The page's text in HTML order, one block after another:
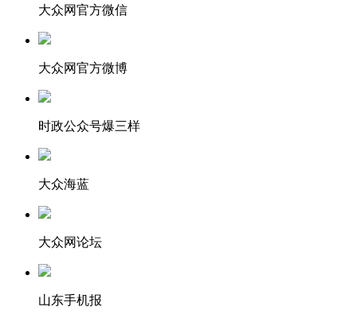
大众网官方微信
大众网官方微博
时政公众号爆三样
大众海蓝
大众网论坛
山东手机报